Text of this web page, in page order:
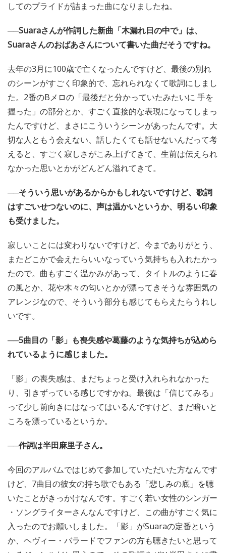
してのプライドが詰まった曲になりましたね。
──Suaraさんが作詞した新曲「木漏れ日の中で」は、
Suaraさんのおばあさんについて書いた曲だそうですね。
去年の3月に100歳で亡くなったんですけど、最後の別れ
のシーンがすごく印象的で、忘れられなくて歌詞にしまし
た。2番のBメロの「最後だと分かっていたみたいに 手を
握った」の部分とか、すごく直接的な表現になってしまっ
たんですけど、まさにこういうシーンがあったんです。大
切な人ともう会えない、話したくても話せないんだって考
えると、すごく寂しさがこみ上げてきて、生前は伝えられ
なかった思いとかがどんどん溢れてきて。
──そういう思いがあるからかもしれないですけど、歌詞
はすごいせつないのに、声は温かいというか、明るい印象
も受けました。
寂しいことには変わりないですけど、今までありがとう、
またどこかで会えたらいいなっていう気持ちも入れたかっ
たので。曲もすごく温かみがあって、タイトルのように春
の風とか、花や木々の匂いとかが漂ってきそうな雰囲気の
アレンジなので、そういう部分も感じてもらえたらうれし
いです。
──5曲目の「影」も喪失感や葛藤のような気持ちが込めら
れているように感じました。
「影」の喪失感は、まだちょっと受け入れられなかった
り、引きずっている感じですかね。最後は「信じてみる」
って少し前向きにはなってはいるんですけど、まだ暗いと
ころを漂っているというか。
──作詞は半田麻里子さん。
今回のアルバムではじめて参加していただいた方なんです
けど、7曲目の彼女の持ち歌でもある「悲しみの底」を聴
いたことがきっかけなんです。すごく若い女性のシンガー
・ソングライターさんなんですけど、この曲がすごく気に
入ったのでお願いしました。「影」がSuaraの定番という
か、ヘヴィー・バラードでファンの方も聴きたいと思って